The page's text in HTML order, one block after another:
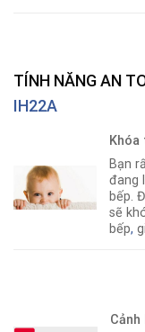
TÍNH NĂNG AN
IH22A
Khóa
Bạn
đang
bếp.
sẽ
bếp,